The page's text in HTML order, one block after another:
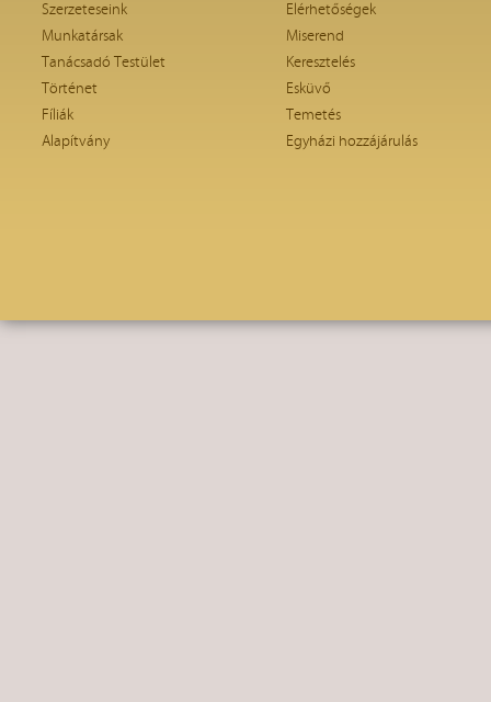
Szerzeteseink
Munkatársak
Tanácsadó Testület
Történet
Fíliák
Alapítvány
Elérhetőségek
Miserend
Keresztelés
Esküvő
Temetés
Egyházi hozzájárulás